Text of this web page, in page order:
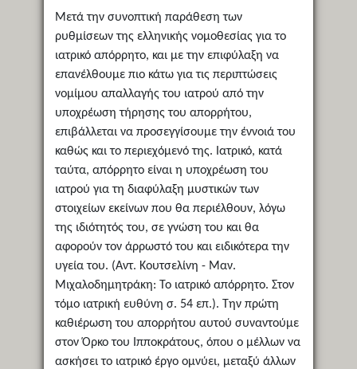
Μετά την συνοπτική παράθεση των
ρυθμίσεων της ελληνικής νομοθεσίας για το
ιατρικό απόρρητο, και με την επιφύλαξη να
επανέλθουμε πιο κάτω για τις περιπτώσεις
νομίμου απαλλαγής του ιατρού από την
υποχρέωση τήρησης του απορρήτου,
επιβάλλεται να προσεγγίσουμε την έννοιά του
καθώς και το περιεχόμενό της. Ιατρικό, κατά
ταύτα, απόρρητο είναι η υποχρέωση του
ιατρού για τη διαφύλαξη μυστικών των
στοιχείων εκείνων που θα περιέλθουν, λόγω
της ιδιότητός του, σε γνώση του και θα
αφορούν τον άρρωστό του και ειδικότερα την
υγεία του. (Αντ. Κουτσελίνη - Μαν.
Μιχαλοδημητράκη: Το ιατρικό απόρρητο. Στον
τόμο ιατρική ευθύνη σ. 54 επ.). Την πρώτη
καθιέρωση του απορρήτου αυτού συναντούμε
στον Όρκο του Ιπποκράτους, όπου ο μέλλων να
ασκήσει το ιατρικό έργο ομνύει, μεταξύ άλλων